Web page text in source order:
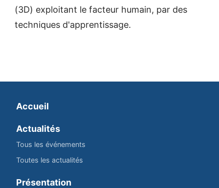
(3D) exploitant le facteur humain, par des
techniques d'apprentissage.
Accueil
Actualités
Tous les événements
Toutes les actualités
Présentation